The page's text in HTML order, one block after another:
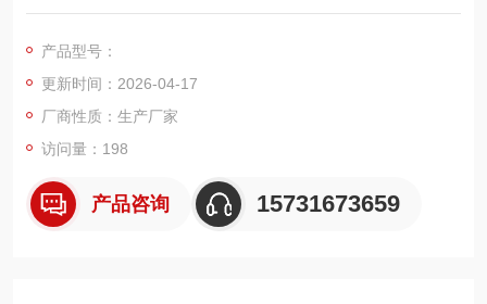
接工况产生的高温烟尘、火星粉尘及导电粉尘专门设计的除尘滤
与折叠式结构，配套可靠密封与加固骨架
产品型号：
更新时间：2026-04-17
厂商性质：生产厂家
访问量：198
产品咨询 15731673659